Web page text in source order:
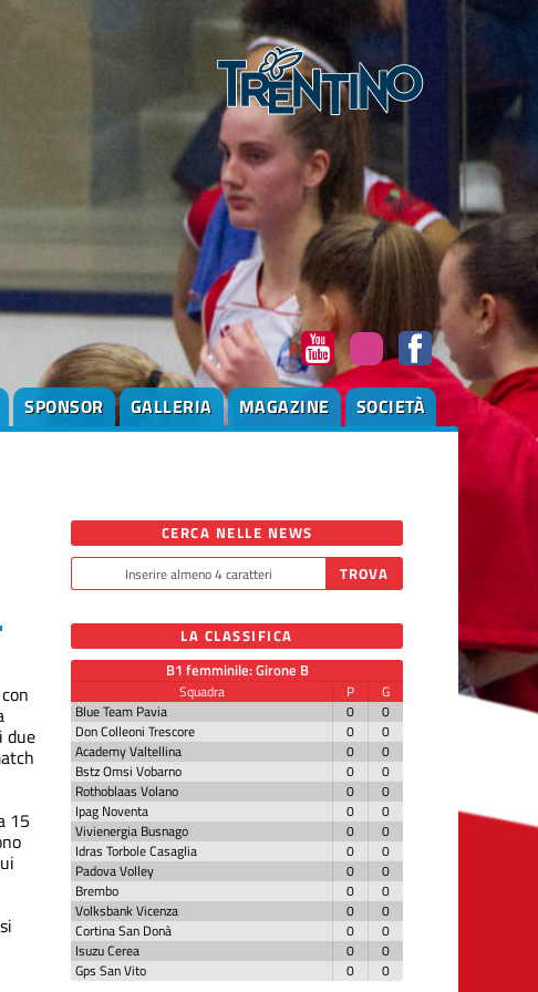
SPONSOR GALLERIA MAGAZINE SOCIETÀ
due
15
CERCA NELLE NEWS
LA CLASSIFICA
B1 femminile: Girone B
Squadra P
G
Blue Team Pavia
0
0
Don Colleoni Trescore
0
0
Academy Valtellina
0
0
Bstz Omsi Vobarno
0
0
Rothoblaas Volano
0
0
Ipag Noventa
0
0
Vivienergia Busnago
0
0
Idras Torbole Casaglia
0
0
Padova Volley
0
0
Brembo
0
0
Volksbank Vicenza
0
0
Cortina San Donà
0
0
Isuzu Cerea
0
0
Gps San Vito
0 0